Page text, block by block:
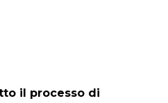
il processo di